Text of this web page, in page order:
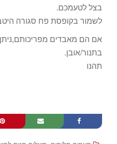
בצל לטעמכם.
לשמור בקופסת פח סגורה
אם הם מאבדים
בתנור/אובן.
תהנו